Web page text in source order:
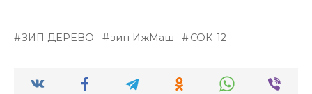
ЗИП ДЕРЕВО зип ИжМаш СОК-12